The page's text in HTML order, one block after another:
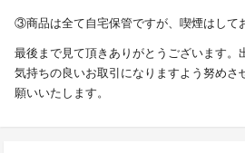
③商品は全て自宅保管ですが、喫煙はして
最後まで見て頂きありがとうございます
気持ちの良いお取引になりますよう努めさ
願いいたします。